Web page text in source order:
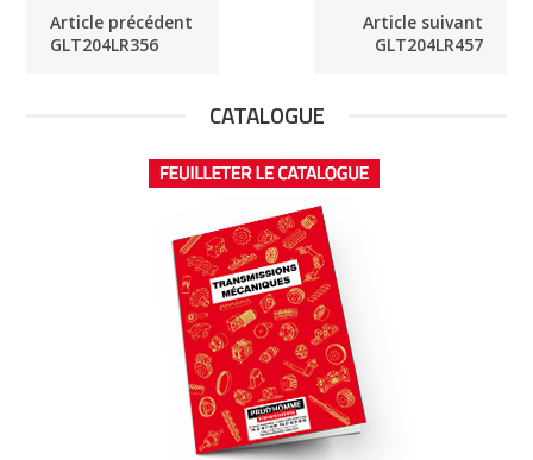
Article précédent
GLT204LR356
Article suivant
GLT204LR457
CATALOGUE